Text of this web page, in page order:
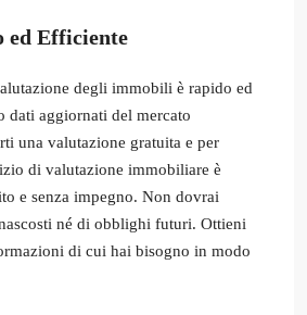
ed Efficiente
degli immobili è rapido ed
aggiornati del mercato
una valutazione gratuita e per
di valutazione immobiliare è
e senza impegno. Non dovrai
né di obblighi futuri. Ottieni
di cui hai bisogno in modo